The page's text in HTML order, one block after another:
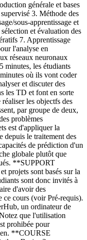
générale et bases
3. Méthode des
sous-apprentissage et
et évaluation des
7. Apprentissage
l'analyse en
réseaux neuronaux
les étudiants
où ils vont coder
et discuter des
les TD et font en sorte
les objectfs des
par groupe de deux,
problèmes
est d'appliquer la
depuis le traitement des
de prédiction d'un
globale plutôt que
**SUPPORT
projets sont basés sur la
sont donc invités à
d'avoir des
ce cours (voir Pré-requis).
un ordinateur de
que l'utilisation
prohibée pour
**COURSE